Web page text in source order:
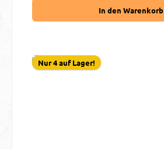
In den Warenkorb
Nur 4 auf Lager!